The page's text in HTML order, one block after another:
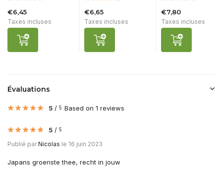
€6,45
Taxes incluses
€6,65
Taxes incluses
€7,80
Taxes incluses
Évaluations
5 / 5 Based on 1 reviews
5 / 5
Publié parNicolas le 16 juin 2023
Japans groenste thee, recht in jouw